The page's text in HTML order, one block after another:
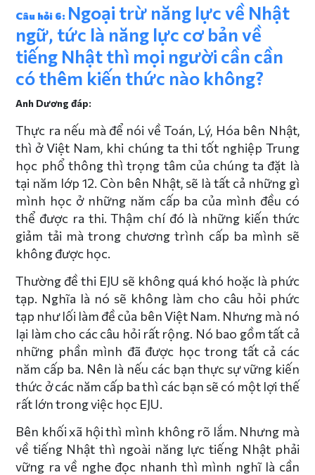
Câu hỏi 6: Ngoại trừ năng lực về Nhật
ngữ, tức là năng lực cơ bản về
tiếng Nhật thì mọi người cần cần
có thêm kiến thức nào không?
Anh Dương đáp:
Thực ra nếu mà để nói về Toán, Lý, Hóa bên Nhật,
thì ở Việt Nam, khi chúng ta thi tốt nghiệp Trung
học phổ thông thì trọng tâm của chúng ta đặt là
tại năm lớp 12. Còn bên Nhật, sẽ là tất cả những gì
mình học ở những năm cấp ba của mình đều có
thể được ra thi. Thậm chí đó là những kiến thức
giảm tải mà trong chương trình cấp ba mình sẽ
không được học.
Thường đề thi EJU sẽ không quá khó hoặc là phức
tạp. Nghĩa là nó sẽ không làm cho câu hỏi phức
tạp như lối làm đề của bên Việt Nam. Nhưng mà nó
lại làm cho các câu hỏi rất rộng. Nó bao gồm tất cả
những phần mình đã được học trong tất cả các
năm cấp ba. Nên là nếu các bạn thực sự vững kiến
thức ở các năm cấp ba thì các bạn sẽ có một lợi thế
rất lớn trong việc học EJU.
Bên khối xã hội thì mình không rõ lắm. Nhưng mà
về tiếng Nhật thì ngoài năng lực tiếng Nhật phải
vững ra về nghe đọc nhanh thì mình nghĩ là cần